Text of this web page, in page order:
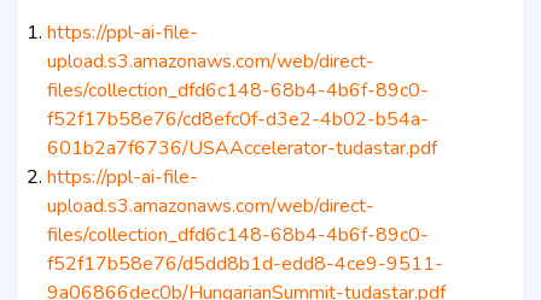
https://ppl-ai-file-
upload.s3.amazonaws.com/web/direct-
files/collection_dfd6c148-68b4-4b6f-89c0-
f52f17b58e76/cd8efc0f-d3e2-4b02-b54a-
601b2a7f6736/USAAccelerator-tudastar.pdf
https://ppl-ai-file-
upload.s3.amazonaws.com/web/direct-
files/collection_dfd6c148-68b4-4b6f-89c0-
f52f17b58e76/d5dd8b1d-edd8-4ce9-9511-
9a06866dec0b/HungarianSummit-tudastar.pdf